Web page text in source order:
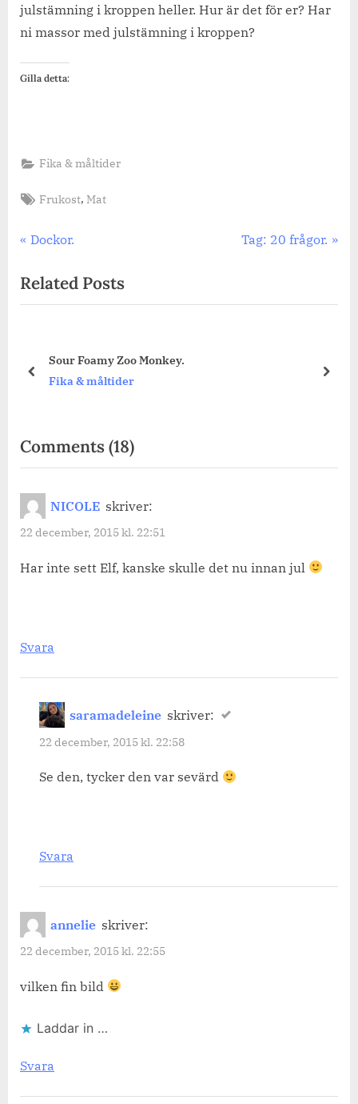
julstämning i kroppen heller. Hur är det för er? Har
ni massor med julstämning i kroppen?
Gilla detta:
Fika & måltider
Tags:
Frukost,Mat
Inläggsnavigering
Previous
Dockor.
Next
Tag: 20 frågor.
Related Posts
Årets första semla.
Fika & måltider
prev next
Comments(18)on
“Idag
2015.”
NICOLE skriver:
22 december, 2015 kl. 22:51
Har inte sett Elf, kanske skulle det nu innan jul
Svara
saramadeleine skriver:
22 december, 2015 kl. 22:58
Se den, tycker den var sevärd
Svara
annelie skriver:
22 december, 2015 kl. 22:55
vilken fin bild
Laddar in …
Svara